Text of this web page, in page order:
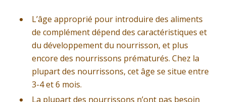
L’âge approprié pour introduire des aliments
de complément dépend des caractéristiques et
du développement du nourrisson, et plus
encore des nourrissons prématurés. Chez la
plupart des nourrissons, cet âge se situe entre
3-4 et 6 mois.
La plupart des nourrissons n’ont pas besoin